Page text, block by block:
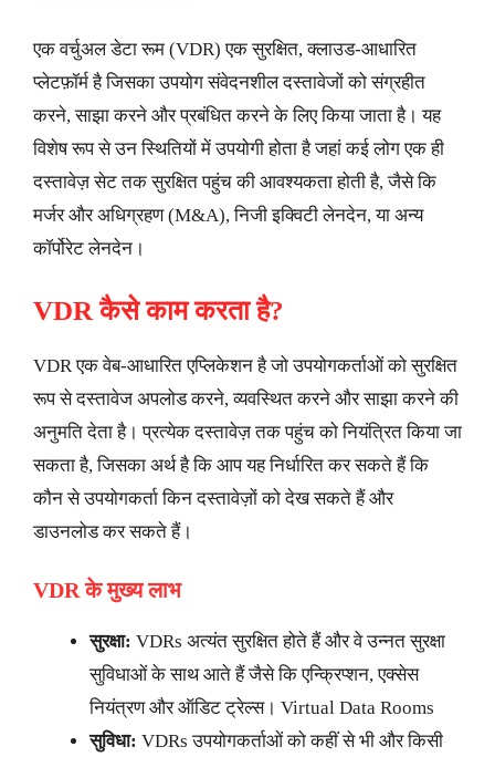
एक वर्चुअल डेटा रूम (VDR) एक सुरक्षित, क्लाउड-आधारित
प्लेटफ़ॉर्म है जिसका उपयोग संवेदनशील दस्तावेजों को संग्रहीत
करने, साझा करने और प्रबंधित करने के लिए किया जाता है। यह
विशेष रूप से उन स्थितियों में उपयोगी होता है जहां कई लोग एक ही
दस्तावेज़ सेट तक सुरक्षित पहुंच की आवश्यकता होती है, जैसे कि
मर्जर और अधिग्रहण (M&A), निजी इक्विटी लेनदेन, या अन्य
कॉर्पोरेट लेनदेन।
VDR कैसे काम करता है?
VDR एक वेब-आधारित एप्लिकेशन है जो उपयोगकर्ताओं को सुरक्षित
रूप से दस्तावेज अपलोड करने, व्यवस्थित करने और साझा करने की
अनुमति देता है। प्रत्येक दस्तावेज़ तक पहुंच को नियंत्रित किया जा
सकता है, जिसका अर्थ है कि आप यह निर्धारित कर सकते हैं कि
कौन से उपयोगकर्ता किन दस्तावेज़ों को देख सकते हैं और
डाउनलोड कर सकते हैं।
VDR के मुख्य लाभ
सुरक्षा: VDRs अत्यंत सुरक्षित होते हैं और वे उन्नत सुरक्षा
सुविधाओं के साथ आते हैं जैसे कि एन्क्रिप्शन, एक्सेस
नियंत्रण और ऑडिट ट्रेल्स। Virtual Data Rooms
सुविधा: VDRs उपयोगकर्ताओं को कहीं से भी और किसी